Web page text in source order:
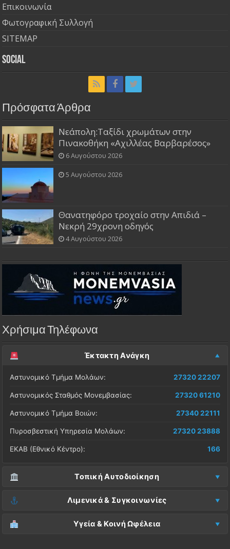
Επικοινωνία
Φωτογραφική Συλλογή
SITEMAP
Social
Πρόσφατα Άρθρα
Νεάπολη:Ταξίδι χρωμάτων στην
Πινακοθήκη «Αχιλλέας Βαρβαρέσος»
6 Αυγούστου 2026
5 Αυγούστου 2026
Θανατηφόρο τροχαίο στην Απιδιά –
Νεκρή 29χρονη οδηγός
4 Αυγούστου 2026
Χρήσιμα Τηλέφωνα
Έκτακτη Ανάγκη
Αστυνομικό Τμήμα Μολάων: 27320 22207
Αστυνομικός Σταθμός Μονεμβασίας: 27320 61210
Αστυνομικό Τμήμα Βοιών: 27340 22111
Πυροσβεστική Υπηρεσία Μολάων: 27320 23888
ΕΚΑΒ (Εθνικό Κέντρο): 166
Τοπική Αυτοδιοίκηση
Δήμος Μονεμβασίας (Έδρα):
Λιμενικά & Συγκοινωνίες
Λιμεναρχείο Μονεμβασίας:
Υγεία & Κοινή Ωφέλεια